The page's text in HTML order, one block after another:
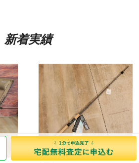
新着実績